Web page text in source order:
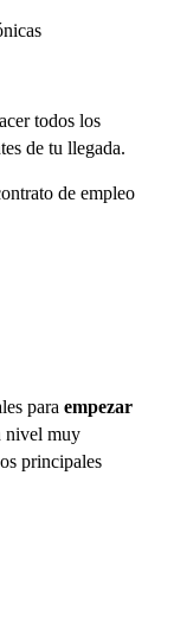
todos los
de tu llegada.
de empleo
para empezar
nivel muy
principales